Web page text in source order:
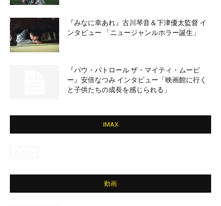
『みなに幸あれ』古川琴音＆下津優太監督 イ
ンタビュー 「ニュージャンルホラー誕生」
『パウ・パトロール ザ・マイティ・ムービ
ー』安倍なつみ インタビュー「映画館に行く
と子供たちの成長を感じられる」
IMAX
動画